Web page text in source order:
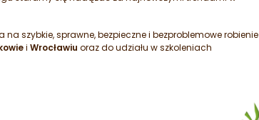
szybkie, sprawne, bezpieczne i bezproblemowe robienie
i Wrocławiu oraz do udziału w szkoleniach